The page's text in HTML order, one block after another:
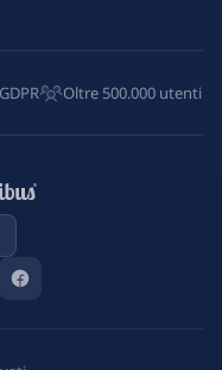
Oltre 500.000 utenti